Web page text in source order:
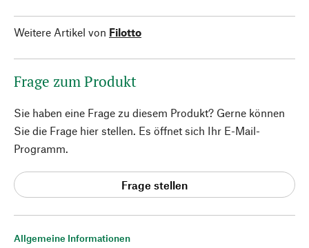
Allgemeine Informationen
Weitere Artikel von Filotto
Frage zum Produkt
Sie haben eine Frage zu diesem Produkt? Gerne können
Sie die Frage hier stellen. Es öffnet sich Ihr E-Mail-
Programm.
Frage stellen